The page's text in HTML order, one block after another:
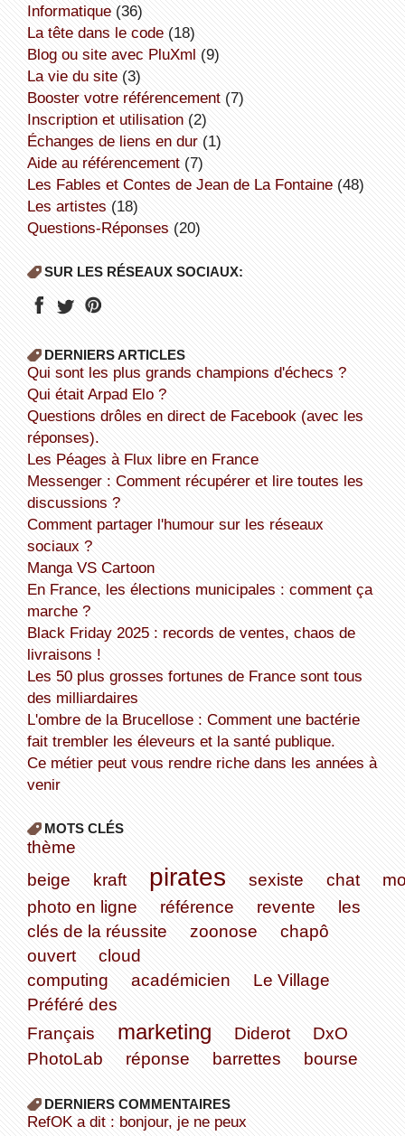
informatique(36)
la tête dans le code(18)
Blog ou site avec PluXml (9)
la vie du site(3)
booster votre référencement(7)
inscription et utilisation(2)
échanges de liens en dur(1)
aide au référencement(7)
Les Fables et Contes de Jean de La Fontaine(48)
Les artistes (18)
Questions-Réponses (20)
SUR LES RÉSEAUX SOCIAUX:
DERNIERS ARTICLES
Qui sont les plus grands champions d'échecs ?
Qui était Arpad Elo ?
Questions drôles en direct de Facebook (avec les
réponses).
Les Péages à Flux libre en France
Messenger : Comment récupérer et lire toutes les
discussions ?
Comment partager l'humour sur les réseaux
sociaux ?
Manga VS Cartoon
En France, les élections municipales : comment ça
marche ?
Black Friday 2025 : records de ventes, chaos de
livraisons !
Les 50 plus grosses fortunes de France sont tous
des milliardaires
L'ombre de la Brucellose : Comment une bactérie
fait trembler les éleveurs et la santé publique.
Ce métier peut vous rendre riche dans les années à
venir
MOTS CLÉS
thème
beige
kraft pirates sexiste chat
photo en ligne
référence revente
les
clés de la réussite
zoonose
chapô
ouvert
cloud
computing
académicien
Le Village
Préféré des
Français
marketing Diderot
DxO
PhotoLab
réponse barrettes bourse
DERNIERS COMMENTAIRES
refOK a dit : bonjour, je ne peux